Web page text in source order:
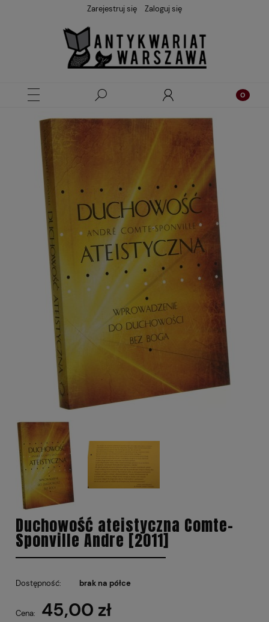
Zarejestruj się Zaloguj się
Duchowość ateistyczna Comte-
Sponville Andre [2011]
Dostępność: brak na półce
Cena: 45,00 zł